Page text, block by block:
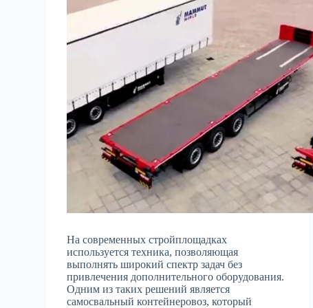
На современных стройплощадках
используется техника, позволяющая
выполнять широкий спектр задач без
привлечения дополнительного оборудования.
Одним из таких решений является
самосвальный контейнеровоз, который